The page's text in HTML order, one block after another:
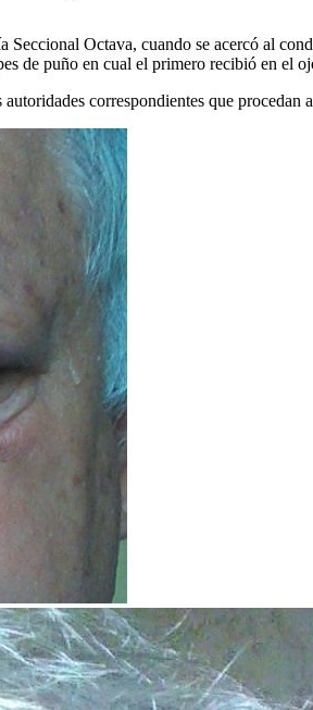
Seccional Octava, cuando se acercó al
de puño en cual el primero recibió en el
correspondientes que procedan